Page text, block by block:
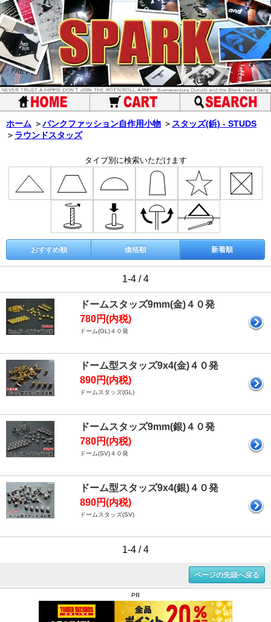
ホーム ＞パンクファッション自作用小物 ＞ スタッズ(鋲) - STUDS
＞ ラウンドスタッズ
タイプ別に検索いただけます
おすすめ順 価格順 新着順
1-4 / 4
ドームスタッズ9mm(金)４０発
780円(内税)
ドーム(GL)４０発
ドーム型スタッズ9x4(金)４０発
890円(内税)
ドームスタッズ(GL)
ドームスタッズ9mm(銀)４０発
780円(内税)
ドーム(SV)４０発
ドーム型スタッズ9x4(銀)４０発
890円(内税)
ドームスタッズ(SV)
1-4 / 4
ページの先頭へ戻る
PR